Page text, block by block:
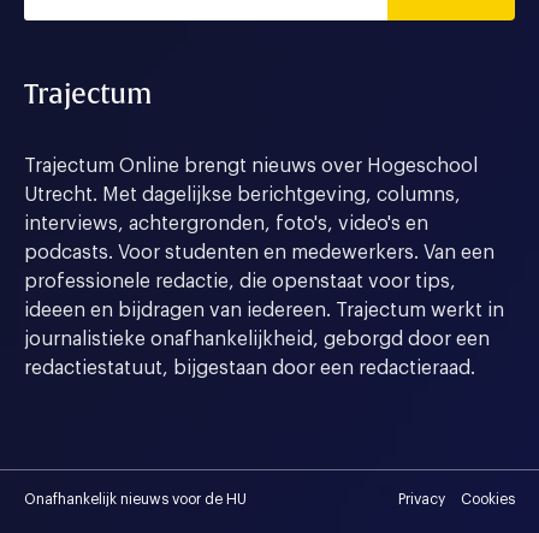
Trajectum
Trajectum Online brengt nieuws over Hogeschool
Utrecht. Met dagelijkse berichtgeving, columns,
interviews, achtergronden, foto's, video's en
podcasts. Voor studenten en medewerkers. Van een
professionele redactie, die openstaat voor tips,
ideeen en bijdragen van iedereen. Trajectum werkt in
journalistieke onafhankelijkheid, geborgd door een
redactiestatuut, bijgestaan door een redactieraad.
Onafhankelijk nieuws voor de HU Privacy Cookies